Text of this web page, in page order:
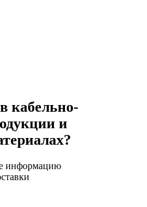
кабельно-
и
информацию